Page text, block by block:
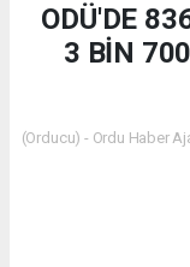
ODÜ'DE
3 BİN
(Orducu) - Ordu Haber